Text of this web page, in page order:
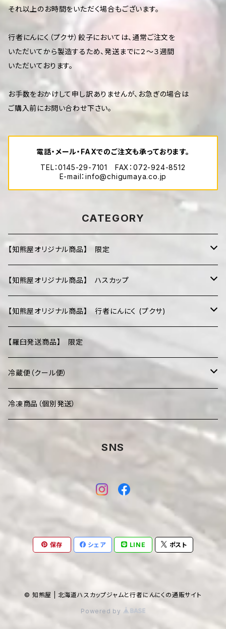
それ以上のお時間をいただく場合もございます。
行者にんにく（プクサ）餃子においては、通常ご注文を
いただいてから製造するため、発送までに２～３週間
いただいております。
お手数をおかけして申し訳ありませんが、お急ぎの場合は
ご購入前にお問い合わせ下さい。
電話・メール・FAXでのご注文も承っております。
TEL：0145-29-7101 FAX：072-924-8512
E-mail：info@chigumaya.co.jp
CATEGORY
【知熊屋オリジナル商品】 限定
ハスカップ
行者にんにく (プクサ)
じゅんさい (水煮)
【知熊屋オリジナル商品】 ハスカップ
ハスカップジャム
ハスカップシロップ
ハスカップ粒
【知熊屋オリジナル商品】 行者にんにく (プクサ)
行者にんにく 昆布つゆ漬け
行者にんにく 冷凍餃子
【羅臼発送商品】 限定
冷蔵便（クール便）
＋500円
冷凍商品（個別発送）
SNS
保存 シェア LINE ポスト
© 知熊屋 | 北海道ハスカップジャムと行者にんにくの通販サイト
Powered by